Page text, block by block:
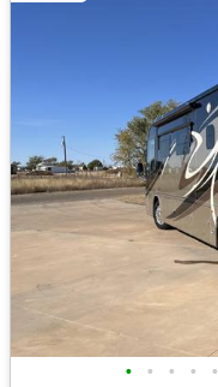
• • • • •